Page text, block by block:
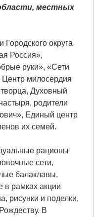
местных
Городского округа
Россия»,
руки», «Сети
милосердия
Духовный
родители
Единый центр
их семей.
рационы
сети,
балаклавы,
в рамках акции
рисунки и поделки,
В